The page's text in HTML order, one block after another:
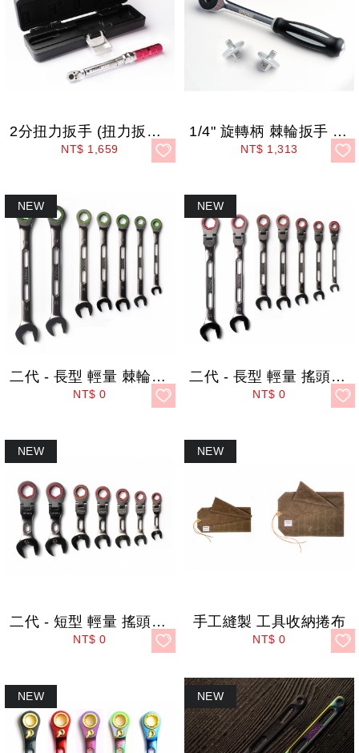
2分扭力扳手 (扭力扳手組) 1-5 Nm
NT$ 1,659
1/4" 旋轉柄 棘輪扳手 (附轉盤配件)
NT$ 1,313
二代 - 長型 輕量 棘輪扳手
NT$ 0
二代 - 長型 輕量 搖頭型 棘輪扳手
NT$ 0
二代 - 短型 輕量 搖頭型 棘輪扳手 STUBBY
NT$ 0
手工縫製 工具收納捲布
NT$ 0